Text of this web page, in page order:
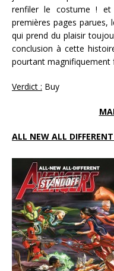
renfiler le costume !
premières pages parues,
qui prend du plaisir
conclusion à cette
pourtant magnifiquement
Verdict : Buy
ALL NEW ALL